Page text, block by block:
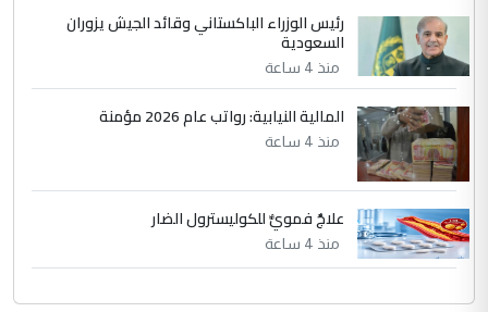
رئيس الوزراء الباكستاني وقائد الجيش يزوران
السعودية
منذ 4 ساعة
المالية النيابية: رواتب عام 2026 مؤمنة
منذ 4 ساعة
علاجٌ فمويٌّ للكوليسترول الضار
منذ 4 ساعة